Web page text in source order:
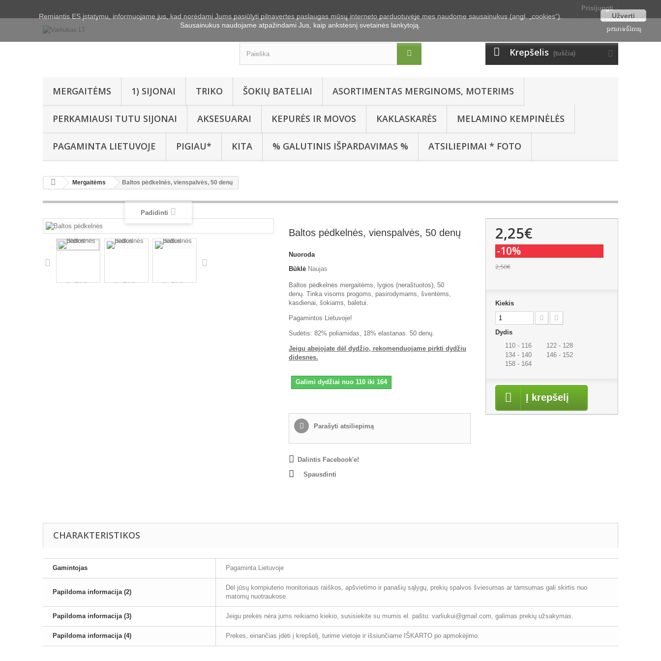
Prisijungti
Krepšelis (tuščia)
MERGAITĖMS 1) SIJONAI TRIKO ŠOKIŲ BATELIAI ASORTIMENTAS MERGINOMS, MOTERIMS
PERKAMIAUSI TUTU SIJONAI AKSESUARAI KEPURĖS IR MOVOS KAKLASKARĖS MELAMINO KEMPINĖLĖS
PAGAMINTA LIETUVOJE PIGIAU* KITA % GALUTINIS IŠPARDAVIMAS % ATSILIEPIMAI * FOTO
Mergaitėms Baltos pėdkelnės, vienspalvės, 50 denų
Padidinti
Baltos pėdkelnės, vienspalvės, 50 denų
Nuoroda
Būklė Naujas
Baltos pėdkelnės mergaitėms, lygios (neraštuotos), 50
denų. Tinka visoms progoms, pasirodymams, šventėms,
kasdienai, šokiams, baletui.
Pagamintos Lietuvoje!
Sudėtis: 82% poliamidas, 18% elastanas. 50 denų.
Jeigu abejojate dėl dydžio, rekomenduojame pirkti dydžiu
didesnes.
Galimi dydžiai nuo 110 iki 164
Parašyti atsiliepimą
Dalintis Facebook'e!
Spausdinti
2,25€
-10%
2,50€
Kiekis
Dydis
110 - 116
122 - 128
134 - 140
146 - 152
158 - 164
Į krepšelį
CHARAKTERISTIKOS
Gamintojas Pagaminta Lietuvoje
Papildoma informacija (2)
Dėl jūsų kompiuterio monitoriaus raiškos, apšvietimo ir panašių sąlygų, prekių spalvos šviesumas ar tamsumas gali skirtis nuo
matomų nuotraukose.
Papildoma informacija (3) Jeigu prekės nėra jums reikiamo kiekio, susisiekite su mumis el. paštu: varliukui@gmail.com, galimas prekių užsakymas.
Papildoma informacija (4) Prekes, einančias įdėti į krepšelį, turime vietoje ir išsiunčiame IŠKARTO po apmokėjimo.
Remiantis ES įstatymu, informuojame jus, kad norėdami Jums pasiūlyti pilnavertes paslaugas mūsų interneto parduotuvėje mes naudome sausainukus (angl. „cookies“).
Sausainukus naudojame atpažindami Jus, kaip ankstesnį svetainės lankytoją.
Užverti
pranešimą